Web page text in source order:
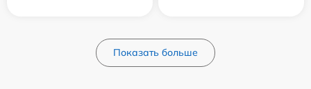
Показать больше